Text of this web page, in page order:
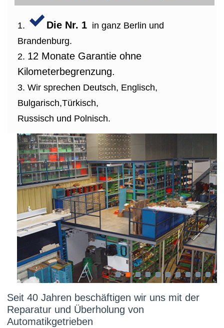
Die Nr. 1 in ganz Berlin und
Brandenburg.
12 Monate Garantie ohne
Kilometerbegrenzung.
Wir sprechen Deutsch, Englisch,
Bulgarisch,Türkisch,
Russisch und Polnisch.
Seit 40 Jahren beschäftigen wir uns mit der
Reparatur und Überholung von
Automatikgetrieben